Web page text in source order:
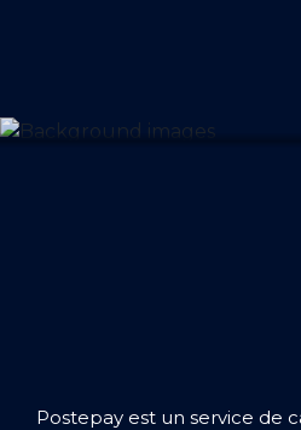
Postepay est un service de